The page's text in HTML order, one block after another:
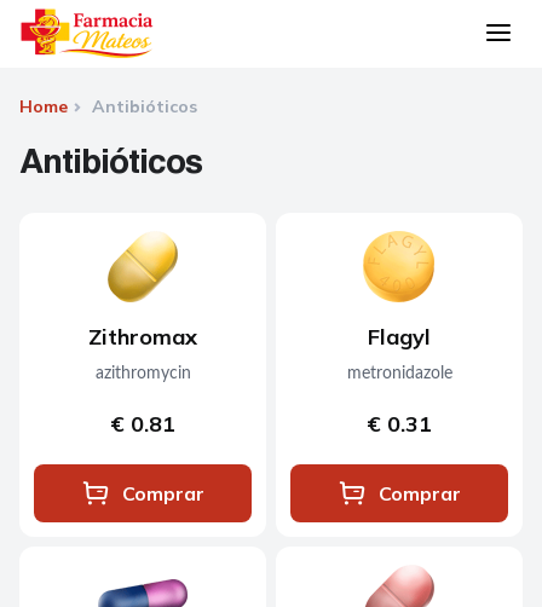
Home Antibióticos
Antibióticos
Zithromax
azithromycin
€ 0.81
Comprar
Flagyl
metronidazole
€ 0.31
Comprar